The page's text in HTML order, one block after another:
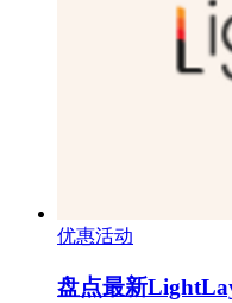
优惠活动
盘点最新